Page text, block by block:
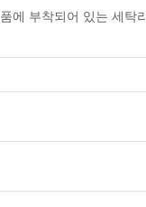
에 부착되어 있는 세탁